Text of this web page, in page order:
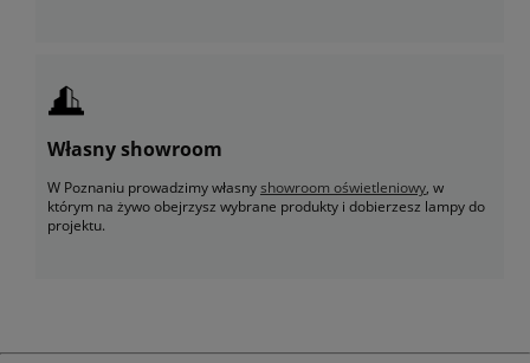
Własny showroom
W Poznaniu prowadzimy własnyshowroom oświetleniowy, w
którym na żywo obejrzysz wybrane produkty i dobierzesz lampy do
projektu.